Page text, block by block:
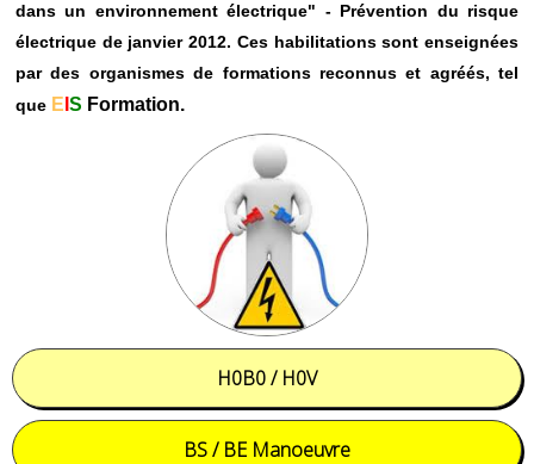
dans un environnement électrique" - Prévention du risque
électrique de janvier 2012. Ces habilitations sont enseignées
par des organismes de formations reconnus et agréés, tel
que E S Formation.
H0B0 / H0V
BS / BE Manoeuvre